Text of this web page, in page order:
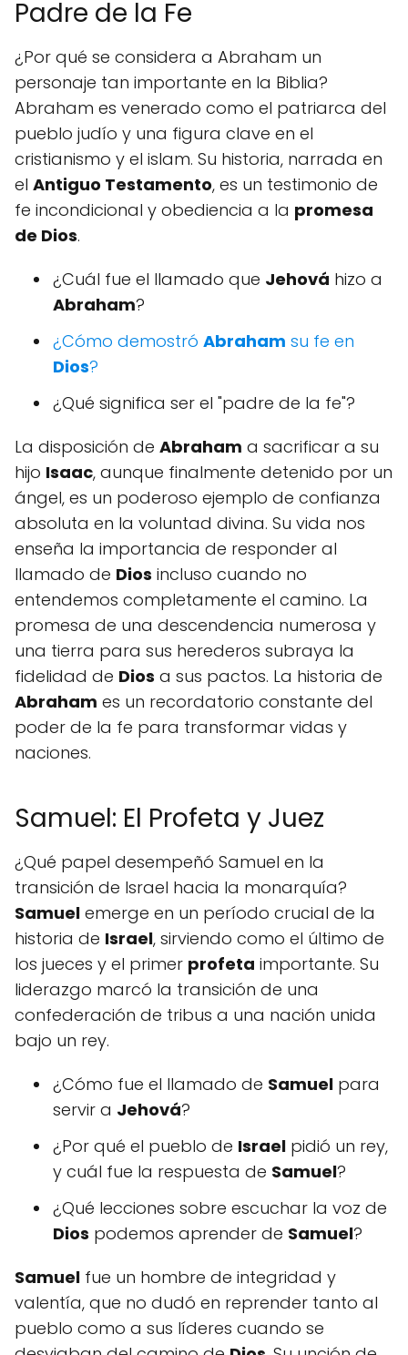
Padre de la Fe
¿Por qué se considera a Abraham un
personaje tan importante en la Biblia?
Abraham es venerado como el patriarca del
pueblo judío y una figura clave en el
cristianismo y el islam. Su historia, narrada en
el Antiguo Testamento, es un testimonio de
fe incondicional y obediencia a la promesa
de Dios.
¿Cuál fue el llamado que Jehová hizo a
Abraham?
¿Cómo demostró Abraham su fe en
Dios?
¿Qué significa ser el "padre de la fe"?
La disposición de Abraham a sacrificar a su
hijo Isaac, aunque finalmente detenido por un
ángel, es un poderoso ejemplo de confianza
absoluta en la voluntad divina. Su vida nos
enseña la importancia de responder al
llamado de Dios incluso cuando no
entendemos completamente el camino. La
promesa de una descendencia numerosa y
una tierra para sus herederos subraya la
fidelidad de Dios a sus pactos. La historia de
Abraham es un recordatorio constante del
poder de la fe para transformar vidas y
naciones.
Samuel: El Profeta y Juez
¿Qué papel desempeñó Samuel en la
transición de Israel hacia la monarquía?
Samuel emerge en un período crucial de la
historia de Israel, sirviendo como el último de
los jueces y el primer profeta importante. Su
liderazgo marcó la transición de una
confederación de tribus a una nación unida
bajo un rey.
¿Cómo fue el llamado de Samuel para
servir a Jehová?
¿Por qué el pueblo de Israel pidió un rey,
y cuál fue la respuesta de Samuel?
¿Qué lecciones sobre escuchar la voz de
Dios podemos aprender de Samuel?
Samuel fue un hombre de integridad y
valentía, que no dudó en reprender tanto al
pueblo como a sus líderes cuando se